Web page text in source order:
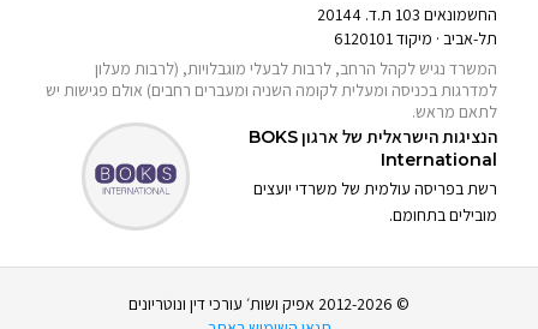
החשמונאים 103 ת.ד. 20144
תל-אביב · מיקוד 6120101
המשרד נגיש לקהל הרחב, לרבות לבעלי מוגבלויות, (לרבות מעלון
למדרגות בכניסה ומעלית לקומה השניה ומעברים רחבים) אולם פגישות יש
לתאם מראש.
הנציגות הישראלית של ארגוןBOKS
International
רשת בפריסה עולמית של משרדי יועצים
מובילים בתחומם.
© 2012-2026 אפיק ושות׳ עורכי דין ונוטריונים